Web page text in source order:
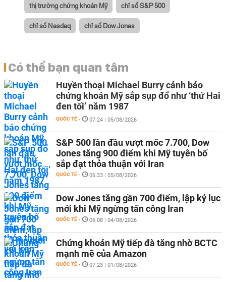
thị trường chứng khoán Mỹ chỉ số S&P 500
chỉ số Nasdaq chỉ số Dow Jones
Có thể bạn quan tâm
Huyền thoại Michael Burry cảnh báo
chứng khoán Mỹ sắp sụp đổ như ‘thứ Hai
đen tối’ năm 1987
QUỐC TẾ - 07:24 | 05/08/2026
S&P 500 lần đầu vượt mốc 7.700, Dow
Jones tăng 900 điểm khi Mỹ tuyên bố
sắp đạt thỏa thuận với Iran
QUỐC TẾ - 06:33 | 05/08/2026
Dow Jones tăng gần 700 điểm, lập kỷ lục
mới khi Mỹ ngừng tấn công Iran
QUỐC TẾ - 06:08 | 04/08/2026
Chứng khoán Mỹ tiếp đà tăng nhờ BCTC
mạnh mẽ của Amazon
QUỐC TẾ - 07:23 | 01/08/2026